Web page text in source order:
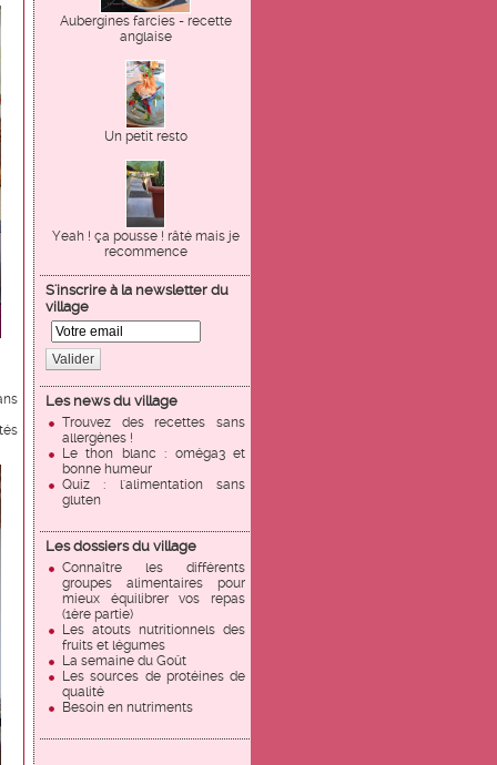
Aubergines farcies - recette
anglaise
Un petit resto
Yeah ! ça pousse ! râté mais je
recommence
S'inscrire à la newsletter du
village
Valider
Les news du village
Trouvez des recettes sans
allergènes !
Le thon blanc : oméga3 et
bonne humeur
Quiz : l'alimentation sans
gluten
Les dossiers du village
Connaître les différents
groupes alimentaires pour
mieux équilibrer vos repas
(1ère partie)
Les atouts nutritionnels des
fruits et légumes
La semaine du Goût
Les sources de protéines de
qualité
Besoin en nutriments